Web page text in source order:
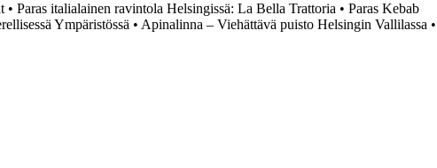
• Paras italialainen ravintola Helsingissä: La Bella Trattoria • Paras Kebab
Ympäristössä • Apinalinna – Viehättävä puisto Helsingin Vallilassa •